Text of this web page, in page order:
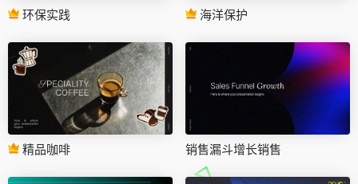
环保实践 海洋保护
精品咖啡 销售漏斗增长销售